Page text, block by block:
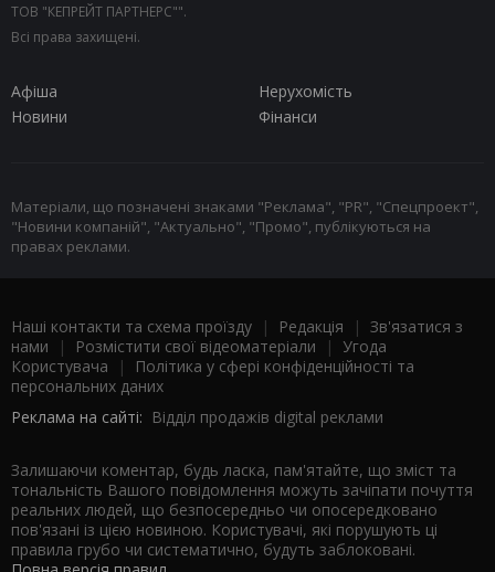
ТОВ "КЕПРЕЙТ ПАРТНЕРС"".
Всі права захищені.
Афіша
Нерухомість
Новини
Фінанси
Матеріали, що позначені знаками "Реклама", "PR", "Спецпроект",
"Новини компаній", "Актуально", "Промо", публікуються на
правах реклами.
Наші контакти та схема проїзду | Редакція | Зв'язатися з
нами | Розмістити свої відеоматеріали | Угода
Користувача |
Політика у сфері конфіденційності та
персональних даних
Реклама на сайті: Відділ продажів digital реклами
Залишаючи коментар, будь ласка, пам'ятайте, що зміст та
тональність Вашого повідомлення можуть зачіпати почуття
реальних людей, що безпосередньо чи опосередковано
пов'язані із цією новиною. Користувачі, які порушують ці
правила грубо чи систематично, будуть заблоковані.